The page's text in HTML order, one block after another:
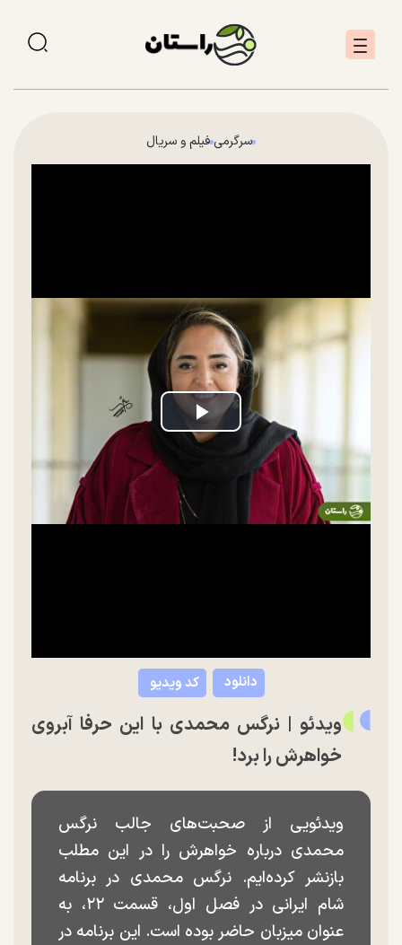
سرگرمی فیلم و سریال
Play
Video
کد ویدیو دانلود
ویدئو | نرگس محمدی با این حرفا آبروی
خواهرش را برد!
ویدئویی از صحبت‌های جالب نرگس
محمدی درباره خواهرش را در این مطلب
بازنشر کرده‌ایم. نرگس محمدی در برنامه
شام ایرانی در فصل اول، قسمت ۲۲، به
عنوان میزبان حاضر بوده است. این برنامه در